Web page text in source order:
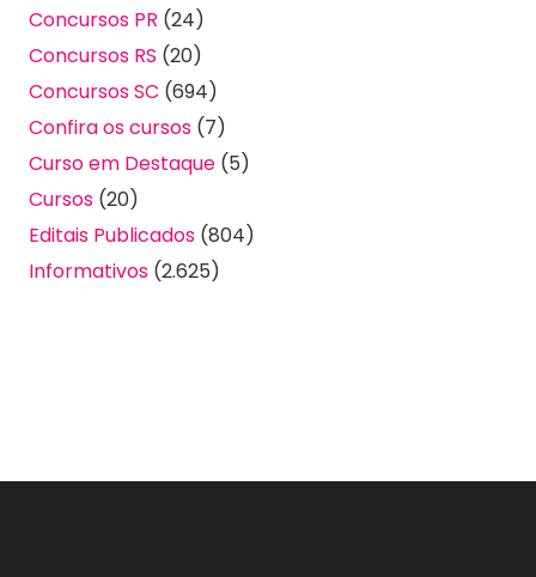
Concursos PR (24)
Concursos RS (20)
Concursos SC (694)
Confira os cursos (7)
Curso em Destaque (5)
Cursos (20)
Editais Publicados (804)
Informativos (2.625)